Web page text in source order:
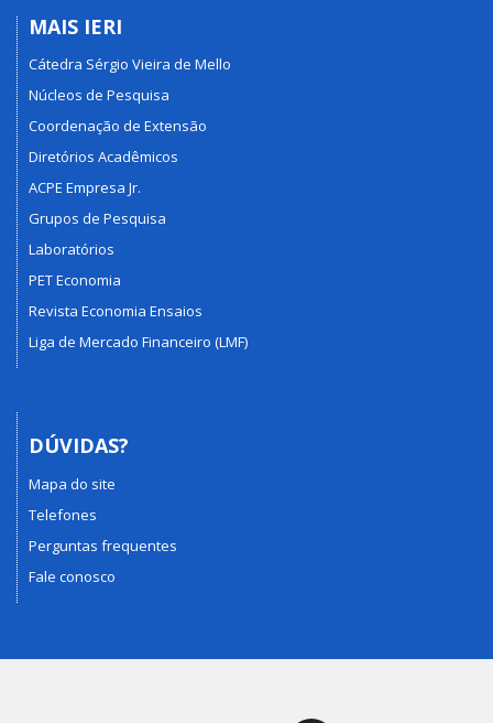
MAIS IERI
Cátedra Sérgio Vieira de Mello
Núcleos de Pesquisa
Coordenação de Extensão
Diretórios Acadêmicos
ACPE Empresa Jr.
Grupos de Pesquisa
Laboratórios
PET Economia
Revista Economia Ensaios
Liga de Mercado Financeiro (LMF)
DÚVIDAS?
Mapa do site
Telefones
Perguntas frequentes
Fale conosco